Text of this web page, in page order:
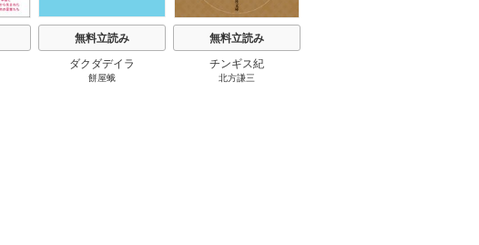
無料立読み
ダクダデイラ
餅屋蛾
無料立読み
チンギス紀
北方謙三